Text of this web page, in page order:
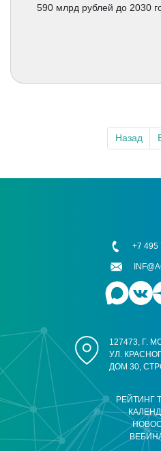
590 млрд рублей до 2030
Назад
РЕЙТИНГ
127473, Г.
УЛ.
ДОМ 30,
+7 495